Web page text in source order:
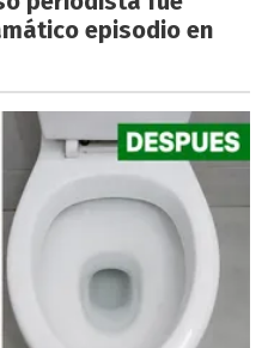
episodio en